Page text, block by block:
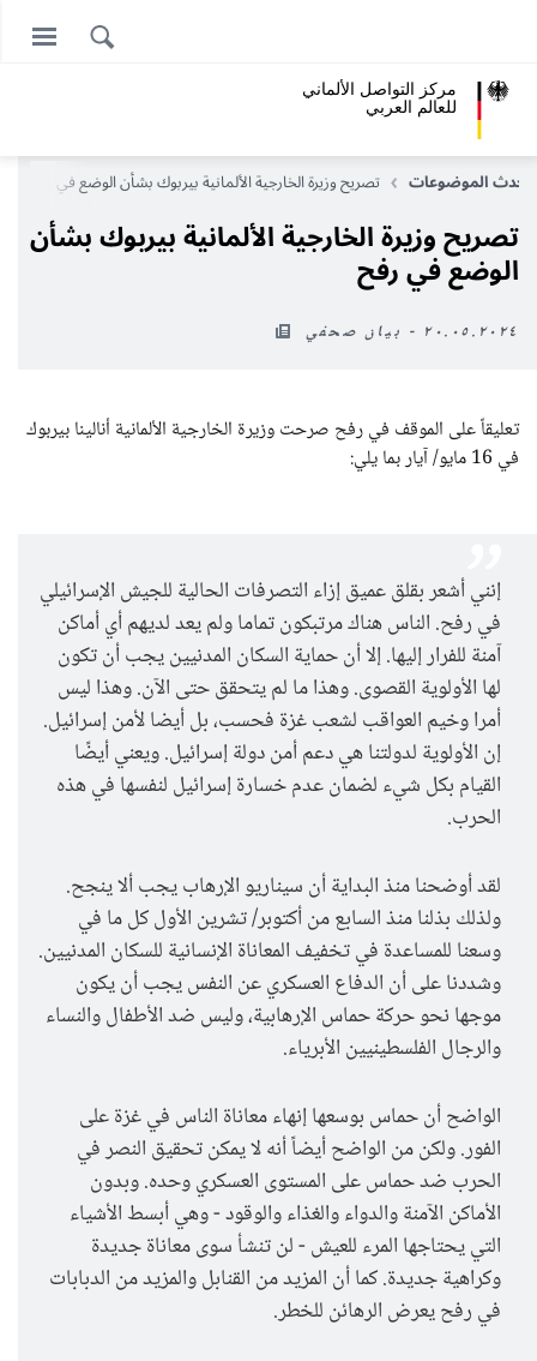
مركز التواصل الألماني
للعالم العربي
أحدث الموضوعات تصريح وزيرة الخارجية الألمانية بيربوك بشأن الوضع في رفح
تصريح وزيرة الخارجية الألمانية بيربوك بشأن
الوضع في رفح
٢٠.٠٥.٢٠٢٤ - بيان صحفي
تعليقاً على الموقف في رفح صرحت وزيرة الخارجية الألمانية أنالينا بيربوك
في 16 مايو/ آيار بما يلي:
إنني أشعر بقلق عميق إزاء التصرفات الحالية للجيش الإسرائيلي
في رفح. الناس هناك مرتبكون تماما ولم يعد لديهم أي أماكن
آمنة للفرار إليها. إلا أن حماية السكان المدنيين يجب أن تكون
لها الأولوية القصوى. وهذا ما لم يتحقق حتى الآن. وهذا ليس
أمرا وخيم العواقب لشعب غزة فحسب، بل أيضا لأمن إسرائيل.
إن الأولوية لدولتنا هي دعم أمن دولة إسرائيل. ويعني أيضًا
القيام بكل شيء لضمان عدم خسارة إسرائيل لنفسها في هذه
الحرب.
لقد أوضحنا منذ البداية أن سيناريو الإرهاب يجب ألا ينجح.
ولذلك بذلنا منذ السابع من أكتوبر/ تشرين الأول كل ما في
وسعنا للمساعدة في تخفيف المعاناة الإنسانية للسكان المدنيين.
وشددنا على أن الدفاع العسكري عن النفس يجب أن يكون
موجها نحو حركة حماس الإرهابية، وليس ضد الأطفال والنساء
والرجال الفلسطينيين الأبرياء.
الواضح أن حماس بوسعها إنهاء معاناة الناس في غزة على
الفور. ولكن من الواضح أيضاً أنه لا يمكن تحقيق النصر في
الحرب ضد حماس على المستوى العسكري وحده. وبدون
الأماكن الآمنة والدواء والغذاء والوقود - وهي أبسط الأشياء
التي يحتاجها المرء للعيش - لن تنشأ سوى معاناة جديدة
وكراهية جديدة. كما أن المزيد من القنابل والمزيد من الدبابات
في رفح يعرض الرهائن للخطر.